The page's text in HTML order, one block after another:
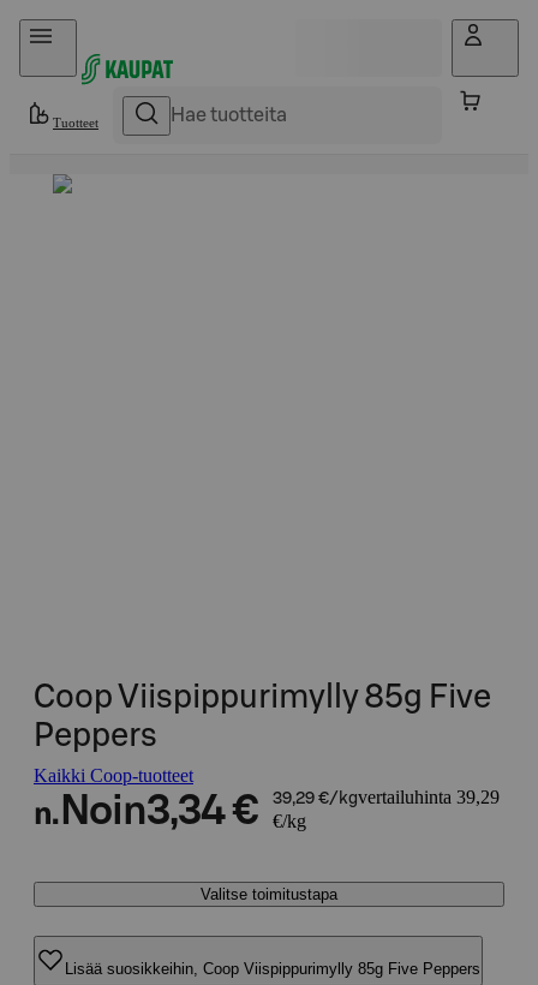
Hyppää sisältöön
Tuotteet
Coop Viispippurimylly 85g Five
Peppers
Kaikki Coop-tuotteet
n. Noin3,34 € 39,29 €/kgvertailuhinta 39,29
€/kg
Valitse toimitustapa
Lisää suosikkeihin, Coop Viispippurimylly 85g Five Peppers